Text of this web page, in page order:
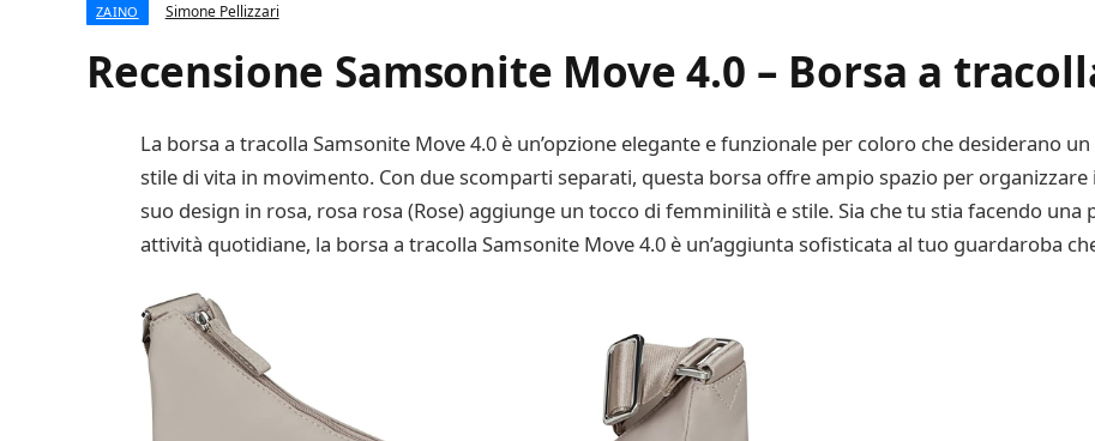
ZAINO Simone Pellizzari
Recensione Samsonite Move 4.0 – Borsa a
La borsa a tracolla Samsonite Move 4.0 è un’opzione elegante e funzionale per coloro che desiderano
stile di vita in movimento. Con due scomparti separati, questa borsa offre ampio spazio per
suo design in rosa, rosa rosa (Rose) aggiunge un tocco di femminilità e stile. Sia che tu stia facendo una
attività quotidiane, la borsa a tracolla Samsonite Move 4.0 è un’aggiunta sofisticata al tuo guardaroba